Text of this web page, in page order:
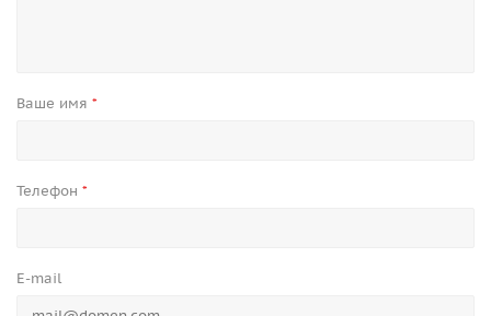
Ваше имя *
Телефон *
E-mail